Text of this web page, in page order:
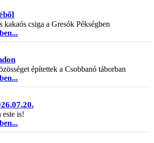
kakaós csiga a Gresók Pékségben
építettek a Csobbanó táborban
este is!